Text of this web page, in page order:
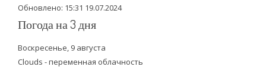
Обновлено: 15:31 19.07.2024
Погода на 3 дня
Воскресенье, 9 августа
Clouds - переменная облачность